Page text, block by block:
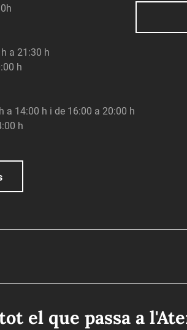
a 21:30 h
h
a 14:00 h i de 16:00 a 20:00 h
h
el que passa a